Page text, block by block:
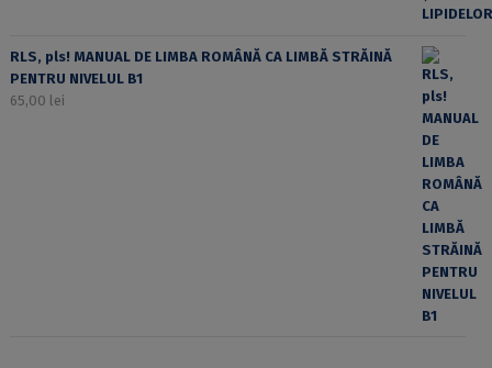
RLS, pls! MANUAL DE LIMBA ROMÂNĂ CA LIMBĂ STRĂINĂ
PENTRU NIVELUL B1
65,00 lei